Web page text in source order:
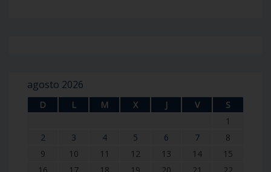
agosto 2026
D L M X J V
S
1
2
3 4 5 6 7
8
9
10 11 12 13 14
15
16
17 18 19 20 21
22